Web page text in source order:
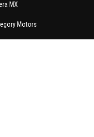
MX
Motors